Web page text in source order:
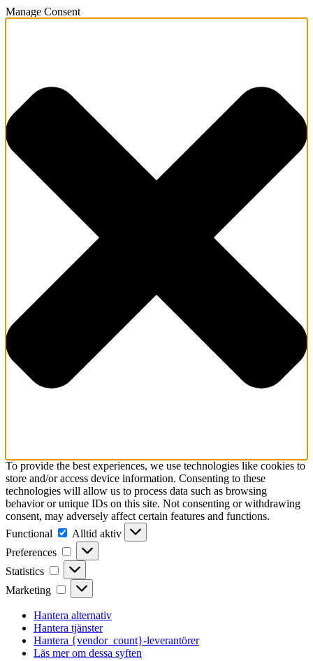
Manage Consent
To provide the best experiences, we use technologies like cookies to
store and/or access device information. Consenting to these
technologies will allow us to process data such as browsing
behavior or unique IDs on this site. Not consenting or withdrawing
consent, may adversely affect certain features and functions.
Functional
Functional
Alltid aktiv
Preferences
Preferences
Statistics Statistics
Marketing Marketing
Hantera alternativ
Hantera tjänster
Hantera {vendor_count}-leverantörer
Läs mer om dessa syften